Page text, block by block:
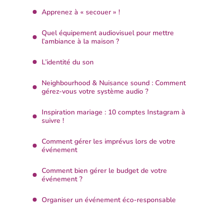
Apprenez à « secouer » !
Quel équipement audiovisuel pour mettre
l’ambiance à la maison ?
L’identité du son
Neighbourhood & Nuisance sound : Comment
gérez-vous votre système audio ?
Inspiration mariage : 10 comptes Instagram à
suivre !
Comment gérer les imprévus lors de votre
événement
Comment bien gérer le budget de votre
événement ?
Organiser un événement éco-responsable